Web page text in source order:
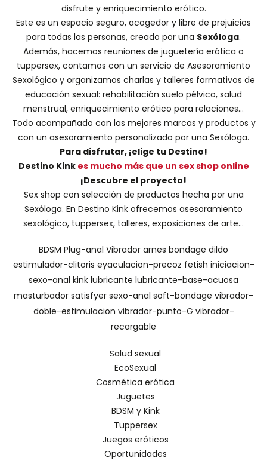
disfrute y enriquecimiento erótico.
Este es un espacio seguro, acogedor y libre de prejuicios
para todas las personas, creado por una Sexóloga.
Además, hacemos reuniones de juguetería erótica o
tuppersex, contamos con un servicio de Asesoramiento
Sexológico y organizamos charlas y talleres formativos de
educación sexual: rehabilitación suelo pélvico, salud
menstrual, enriquecimiento erótico para relaciones...
Todo acompañado con las mejores marcas y productos y
con un asesoramiento personalizado por una Sexóloga.
Para disfrutar, ¡elige tu Destino!
Destino Kink es mucho más que un sex shop online
¡Descubre el proyecto!
Sex shop con selección de productos hecha por una
Sexóloga. En Destino Kink ofrecemos asesoramiento
sexológico, tuppersex, talleres, exposiciones de arte...
BDSM Plug-anal Vibrador arnes bondage dildo
estimulador-clitoris eyaculacion-precoz fetish iniciacion-
sexo-anal kink lubricante lubricante-base-acuosa
masturbador satisfyer sexo-anal soft-bondage vibrador-
doble-estimulacion vibrador-punto-G vibrador-
recargable
Salud sexual
EcoSexual
Cosmética erótica
Juguetes
BDSM y Kink
Tuppersex
Juegos eróticos
Oportunidades